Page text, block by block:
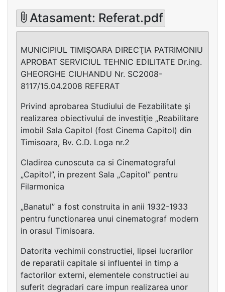
Atasament: Referat.pdf
MUNICIPIUL TIMIŞOARA DIRECŢIA PATRIMONIU
APROBAT SERVICIUL TEHNIC EDILITATE Dr.ing.
GHEORGHE CIUHANDU Nr. SC2008-
8117/15.04.2008 REFERAT
Privind aprobarea Studiului de Fezabilitate şi
realizarea obiectivului de investiţie „Reabilitare
imobil Sala Capitol (fost Cinema Capitol) din
Timisoara, Bv. C.D. Loga nr.2
Cladirea cunoscuta ca si Cinematograful
„Capitol”, in prezent Sala „Capitol” pentru
Filarmonica
„Banatul” a fost construita in anii 1932-1933
pentru functionarea unui cinematograf modern
in orasul Timisoara.
Datorita vechimii constructiei, lipsei lucrarilor
de reparatii capitale si influentei in timp a
factorilor externi, elementele constructiei au
suferit degradari care impun realizarea unor